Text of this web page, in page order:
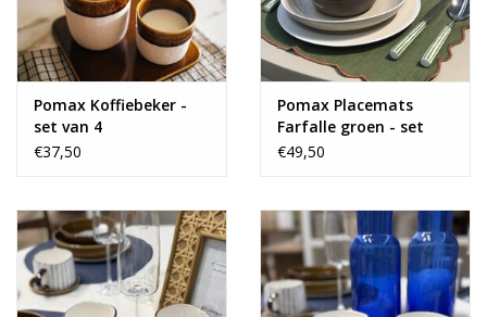
Pomax Koffiebeker -
set van 4
€37,50
Pomax Placemats
Farfalle groen - set
van 4
€49,50